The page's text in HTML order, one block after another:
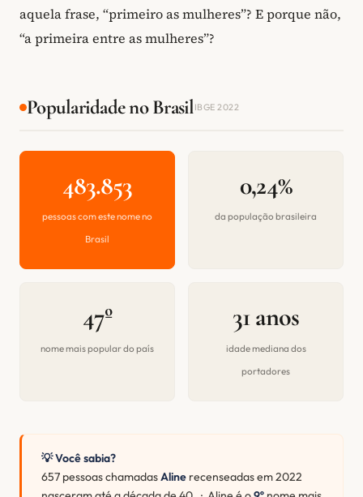
aquela frase, “primeiro as mulheres”? E porque não,
“a primeira entre as mulheres”?
Popularidade no BrasilIBGE 2022
483.853
pessoas com este nome no
Brasil
0,24%
da população brasileira
47º
nome mais popular do país
31 anos
idade mediana dos
portadores
💡 Você sabia?
657 pessoas chamadasAline recenseadas em 2022